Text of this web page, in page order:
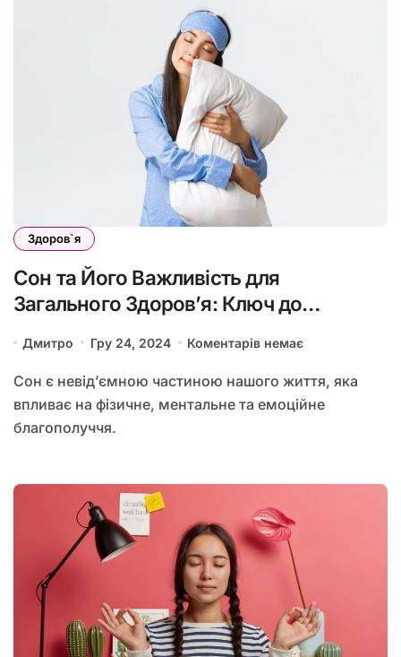
Здоров`я
Сон та Його Важливість для
Загального Здоров’я: Ключ до
Дмитро Гру 24, 2024 Коментарів немає
Сон є невід’ємною частиною нашого життя, яка
впливає на фізичне, ментальне та емоційне
благополуччя.